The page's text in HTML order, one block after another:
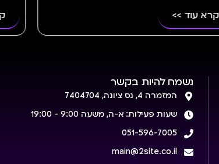
נשמח להיות בקשר
המזמרה 4, נס ציונה, 7404704
שעות פעילות: א-ה, משעה 9:00 - 19:00
051-596-7005
main@2site.co.il